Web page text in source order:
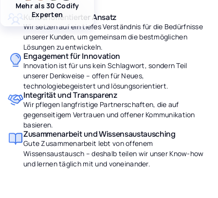
Mehr als 30 Codify
Experten
Kundenorientierter Ansatz
Wir setzen auf ein tiefes Verständnis für die Bedürfnisse
unserer Kunden, um gemeinsam die bestmöglichen
Lösungen zu entwickeln.
Engagement für Innovation
Innovation ist für uns kein Schlagwort, sondern Teil
unserer Denkweise – offen für Neues,
technologiebegeistert und lösungsorientiert.
Integrität und Transparenz
Wir pflegen langfristige Partnerschaften, die auf
gegenseitigem Vertrauen und offener Kommunikation
basieren.
Zusammenarbeit und Wissensaustausching
Gute Zusammenarbeit lebt von offenem
Wissensaustausch – deshalb teilen wir unser Know-how
und lernen täglich mit und voneinander.